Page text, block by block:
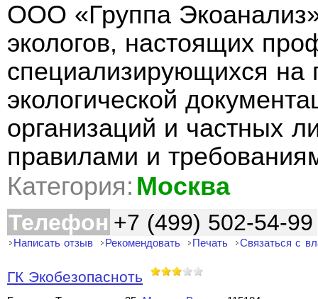
ООО «Группа
экологов, настоящих
специализирующихся на
экологической
организаций и частных
правилами и
Категория: Москва
Телефон +7 (499) 502-54-99
Написать отзыв Рекомендовать Печать Связаться с
ГК Экобезопасноть